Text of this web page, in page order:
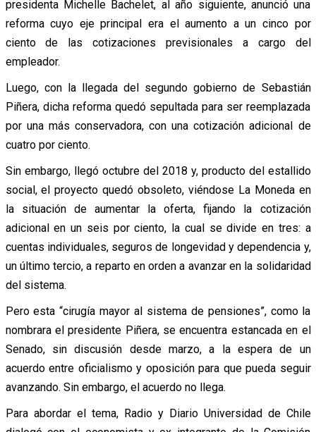
presidenta Michelle Bachelet, al año siguiente, anunció una
reforma cuyo eje principal era el aumento a un cinco por
ciento de las cotizaciones previsionales a cargo del
empleador.
Luego, con la llegada del segundo gobierno de Sebastián
Piñera, dicha reforma quedó sepultada para ser reemplazada
por una más conservadora, con una cotización adicional de
cuatro por ciento.
Sin embargo, llegó octubre del 2018 y, producto del estallido
social, el proyecto quedó obsoleto, viéndose La Moneda en
la situación de aumentar la oferta, fijando la cotización
adicional en un seis por ciento, la cual se divide en tres: a
cuentas individuales, seguros de longevidad y dependencia y,
un último tercio, a reparto en orden a avanzar en la solidaridad
del sistema.
Pero esta “cirugía mayor al sistema de pensiones”, como la
nombrara el presidente Piñera, se encuentra estancada en el
Senado, sin discusión desde marzo, a la espera de un
acuerdo entre oficialismo y oposición para que pueda seguir
avanzando. Sin embargo, el acuerdo no llega.
Para abordar el tema, Radio y Diario Universidad de Chile